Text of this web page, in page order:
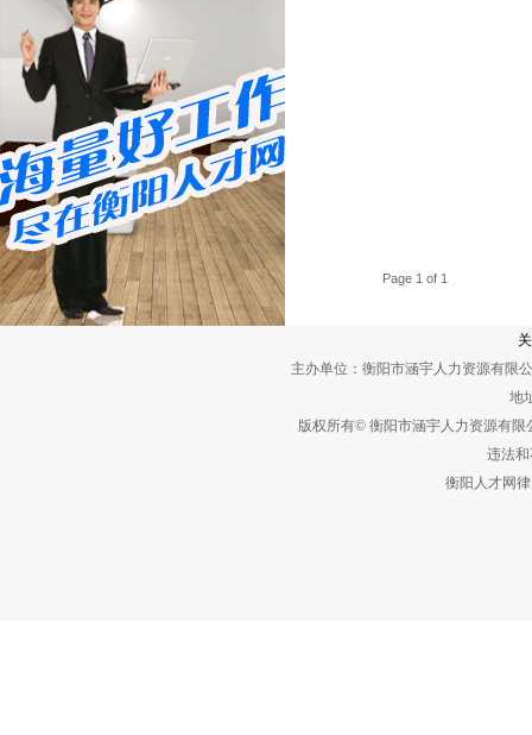
Page 1 of 1
主办单位：衡阳市涵宇人力资源有限
地
版权所有© 衡阳市涵宇人力资源有
违法和
衡阳人才网